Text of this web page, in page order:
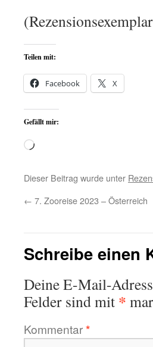
Teilen mit:
Facebook X
Gefällt mir:
Wird
Dieser Beitrag wurde unter
← 7. Zooreise 2023 – Österreich
Schreibe einen
Deine E-Mail-
Felder sind mit *
Kommentar*